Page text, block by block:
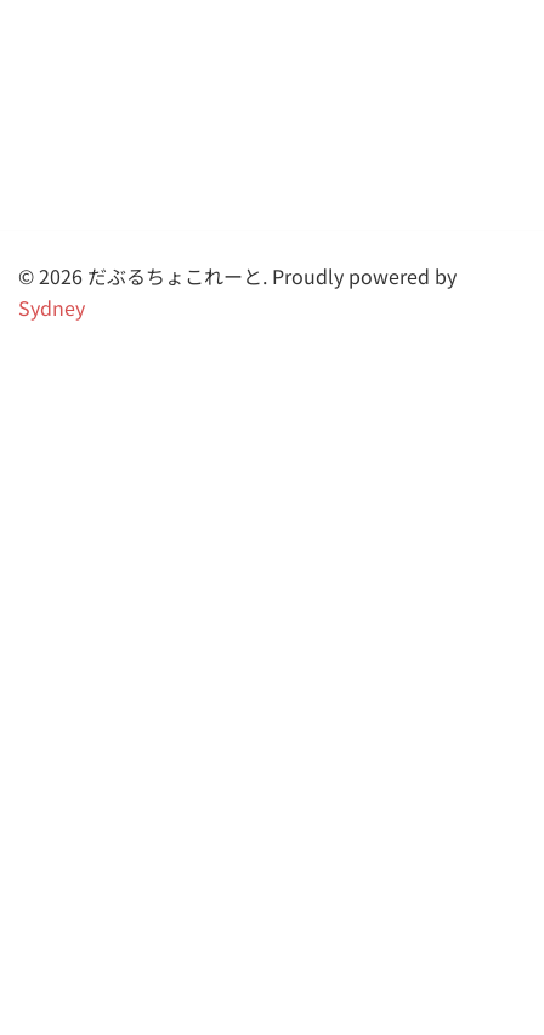
© 2026 だぶるちょこれーと. Proudly powered by
Sydney